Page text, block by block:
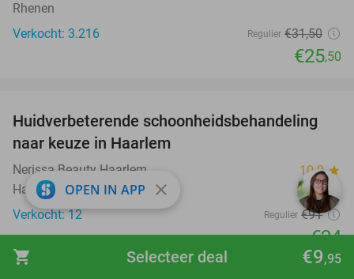
shopping_cart €9,95
Selecteer deal
Rhenen
Verkocht: 3.216
Regulier €31,50
€25,50
74%
Huidverbeterende schoonheidsbehandeling
naar keuze in Haarlem
Nerissa Beauty Haarlem 10.0 star
Haarlem
Verkocht: 12
Regulier €91
€24
favorite_border
OPEN IN APP close